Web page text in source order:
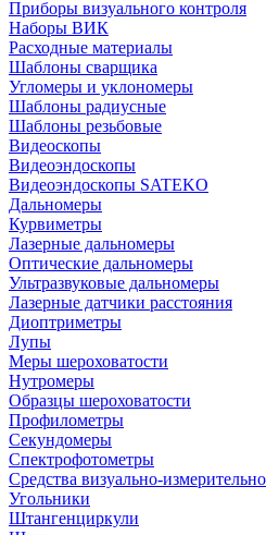
Приборы визуального контроля
Наборы ВИК
Расходные материалы
Шаблоны сварщика
Угломеры и уклономеры
Шаблоны радиусные
Шаблоны резьбовые
Видеоскопы
Видеоэндоскопы
Видеоэндоскопы SATEKO
Дальномеры
Курвиметры
Лазерные дальномеры
Оптические дальномеры
Ультразвуковые дальномеры
Лазерные датчики расстояния
Диоптриметры
Лупы
Меры шероховатости
Нутромеры
Образцы шероховатости
Профилометры
Секундомеры
Спектрофотометры
Средства визуально-
Угольники
Штангенциркули